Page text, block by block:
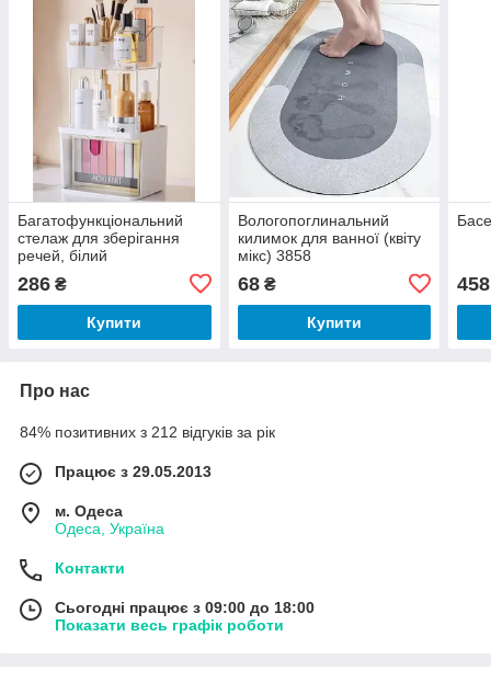
Багатофункціональний
стелаж для зберігання
речей, білий
286 ₴
Купити
Вологопоглинальний
килимок для ванної (квіту
мікс) 3858
68₴
Купити
458
Про нас
84% позитивних з 212 відгуків за рік
Працює з 29.05.2013
м. Одеса
Одеса, Україна
Контакти
Сьогодні працює з 09:00 до 18:00
Показати весь графік роботи